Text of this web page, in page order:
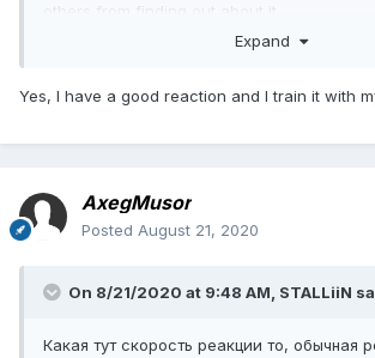
others from finding out about it.
Expand
Yes, I have a good reaction and I train it with
AxegMusor
Posted August 21, 2020
On 8/21/2020 at 9:48 AM, STALLiiN
Какая тут скорость реакции то, обычная